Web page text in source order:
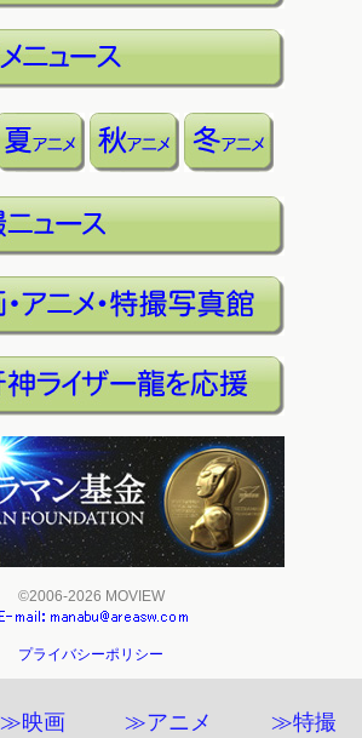
©2006-2026 MOVIEW
プライバシーポリシー
≫映画 ≫アニメ ≫特撮